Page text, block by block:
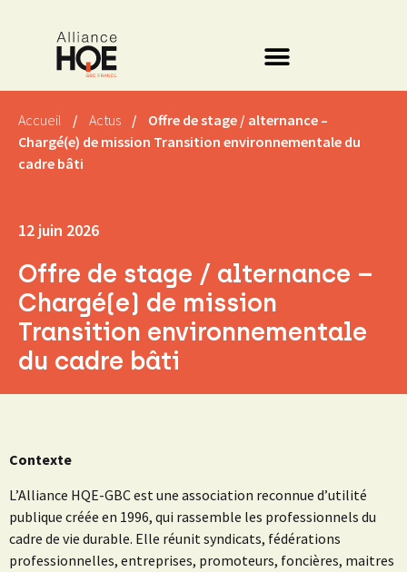
Accueil / Actus /
Offre de stage / alternance –
Chargé(e) de mission Transition environnementale du
cadre bâti
12 juin 2026
Offre de stage / alternance –
Chargé(e) de mission
Transition environnementale
du cadre bâti
Contexte
L’Alliance HQE-GBC est une association reconnue d’utilité
publique créée en 1996, qui rassemble les professionnels du
cadre de vie durable. Elle réunit syndicats, fédérations
professionnelles, entreprises, promoteurs, foncières, maitres